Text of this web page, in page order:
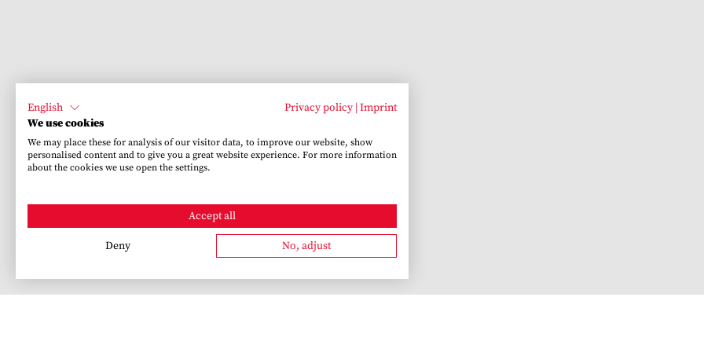
English Privacy policy | Imprint
We use cookies
We may place these for analysis of our visitor data, to improve our website, show
personalised content and to give you a great website experience. For more information
about the cookies we use open the settings.
Accept all
Deny No, adjust